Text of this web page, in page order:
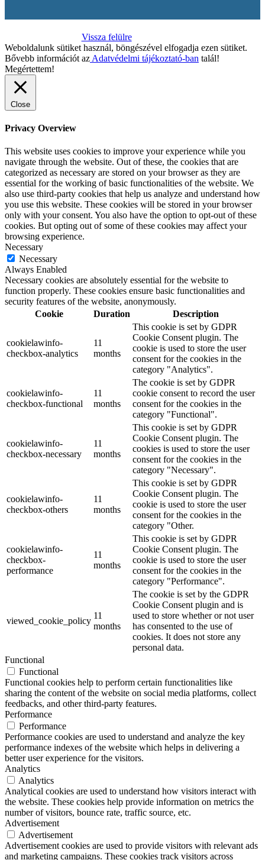
Vissza felülre
Weboldalunk sütiket használ, böngészével elfogadja ezen sütiket.
Bővebb információt az Adatvédelmi tájékoztató-ban talál!
Megértettem!
Close
Privacy Overview
This website uses cookies to improve your experience while you
navigate through the website. Out of these, the cookies that are
categorized as necessary are stored on your browser as they are
essential for the working of basic functionalities of the website. We
also use third-party cookies that help us analyze and understand how
you use this website. These cookies will be stored in your browser
only with your consent. You also have the option to opt-out of these
cookies. But opting out of some of these cookies may affect your
browsing experience.
Necessary
Necessary
Always Enabled
Necessary cookies are absolutely essential for the website to
function properly. These cookies ensure basic functionalities and
security features of the website, anonymously.
Cookie
Duration Description
cookielawinfo-
checkbox-analytics
11
months
This cookie is set by GDPR
Cookie Consent plugin. The
cookie is used to store the user
consent for the cookies in the
category "Analytics".
cookielawinfo-
checkbox-functional
11
months
The cookie is set by GDPR
cookie consent to record the user
consent for the cookies in the
category "Functional".
cookielawinfo-
checkbox-necessary
11
months
This cookie is set by GDPR
Cookie Consent plugin. The
cookies is used to store the user
consent for the cookies in the
category "Necessary".
cookielawinfo-
checkbox-others
11
months
This cookie is set by GDPR
Cookie Consent plugin. The
cookie is used to store the user
consent for the cookies in the
category "Other.
cookielawinfo-
checkbox-
performance
11
months
This cookie is set by GDPR
Cookie Consent plugin. The
cookie is used to store the user
consent for the cookies in the
category "Performance".
viewed_cookie_policy
11
months
The cookie is set by the GDPR
Cookie Consent plugin and is
used to store whether or not user
has consented to the use of
cookies. It does not store any
personal data.
Functional
Functional
Functional cookies help to perform certain functionalities like
sharing the content of the website on social media platforms, collect
feedbacks, and other third-party features.
Performance
Performance
Performance cookies are used to understand and analyze the key
performance indexes of the website which helps in delivering a
better user experience for the visitors.
Analytics
Analytics
Analytical cookies are used to understand how visitors interact with
the website. These cookies help provide information on metrics the
number of visitors, bounce rate, traffic source, etc.
Advertisement
Advertisement
Advertisement cookies are used to provide visitors with relevant ads
and marketing campaigns. These cookies track visitors across